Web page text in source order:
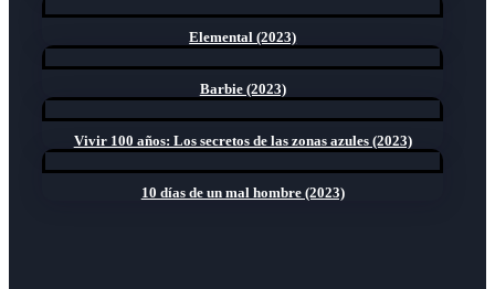
Elemental (2023)
Barbie (2023)
Vivir 100 años: Los secretos de las zonas azules (2023)
10 días de un mal hombre (2023)